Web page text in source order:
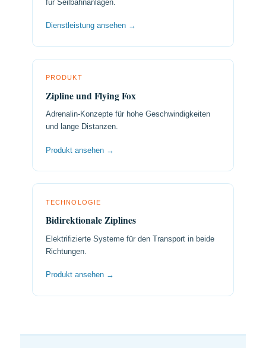
für Seilbahnanlagen.
Dienstleistung ansehen →
PRODUKT
Zipline und Flying Fox
Adrenalin-Konzepte für hohe Geschwindigkeiten
und lange Distanzen.
Produkt ansehen →
TECHNOLOGIE
Bidirektionale Ziplines
Elektrifizierte Systeme für den Transport in beide
Richtungen.
Produkt ansehen →